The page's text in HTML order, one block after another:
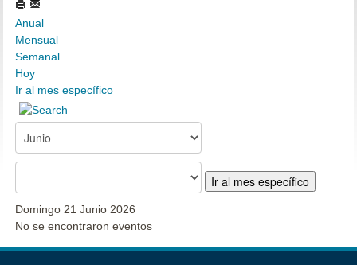
Anual
Mensual
Semanal
Hoy
Ir al mes específico
Ir al mes específico
Domingo 21 Junio 2026
No se encontraron eventos